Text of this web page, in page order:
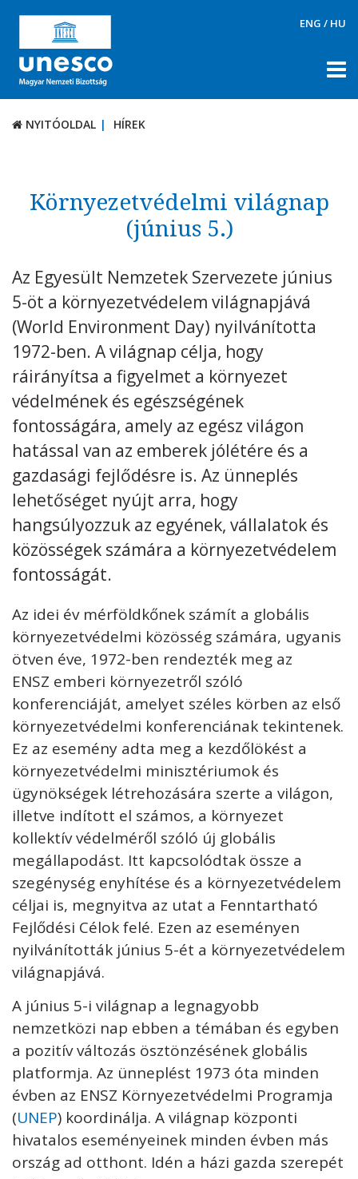
ENG / HU
NYITÓOLDAL HÍREK
TÉMÁK
DOKUMENTUMTÁR
KAPCSOLAT
Kövess minket unescohungary
Adatkezelési tájékoztató Impresszum
Technikai információk
NYITÓOLDAL HÍREK
Környezetvédelmi világnap
(június 5.)
Az Egyesült Nemzetek Szervezete június
5-öt a környezetvédelem világnapjává
(World Environment Day) nyilvánította
1972-ben. A világnap célja, hogy
ráirányítsa a figyelmet a környezet
védelmének és egészségének
fontosságára, amely az egész világon
hatással van az emberek jólétére és a
gazdasági fejlődésre is. Az ünneplés
lehetőséget nyújt arra, hogy
hangsúlyozzuk az egyének, vállalatok és
közösségek számára a környezetvédelem
fontosságát.
Az idei év mérföldkőnek számít a globális
környezetvédelmi közösség számára, ugyanis
ötven éve, 1972-ben rendezték meg az
ENSZ emberi környezetről szóló
konferenciáját, amelyet széles körben az első
környezetvédelmi konferenciának tekintenek.
Ez az esemény adta meg a kezdőlökést a
környezetvédelmi minisztériumok és
ügynökségek létrehozására szerte a világon,
illetve indított el számos, a környezet
kollektív védelméről szóló új globális
megállapodást. Itt kapcsolódtak össze a
szegénység enyhítése és a környezetvédelem
céljai is, megnyitva az utat a Fenntartható
Fejlődési Célok felé. Ezen az eseményen
nyilvánították június 5-ét a környezetvédelem
világnapjává.
A június 5-i világnap a legnagyobb
nemzetközi nap ebben a témában és egyben
a pozitív változás ösztönzésének globális
platformja. Az ünneplést 1973 óta minden
évben az ENSZ Környezetvédelmi Programja
(UNEP) koordinálja. A világnap központi
hivatalos eseményeinek minden évben más
ország ad otthont. Idén a házi gazda szerepét